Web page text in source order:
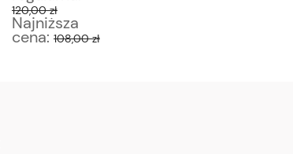
120,00 zł
Najniższa
cena: 108,00 zł